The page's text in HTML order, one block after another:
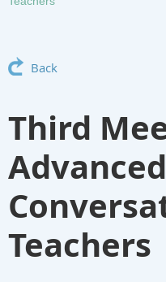
Back
Third
Teachers